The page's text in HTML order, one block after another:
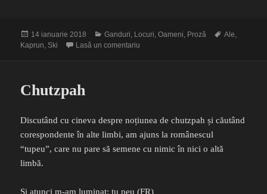
Publicat
pe
14 ianuarie 2018 Categorii
Ganduri Locuri ,Oameni Proză Etichete
Ale
Kaprun Ski Lasă un comentariu
Chutzpah
Discutând cu cineva despre noțiunea de chutzpah și căutând
corespondente în alte limbi, am ajuns la românescul
“tupeu”, care nu pare să semene cu nimic în nici o altă
limbă.
Și atunci m-am luminat: tu peu (FR)